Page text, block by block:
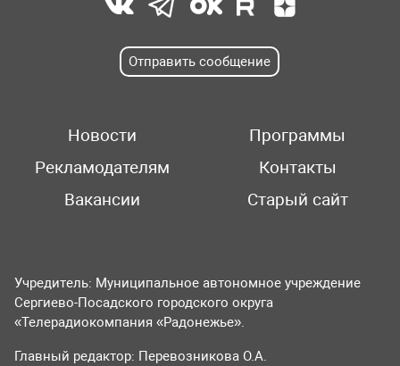
Отправить сообщение
Новости
Программы
Рекламодателям
Контакты
Вакансии
Старый сайт
Учредитель: Муниципальное автономное учреждение
Сергиево-Посадского городского округа
«Телерадиокомпания «Радонежье».
Главный редактор: Перевозникова О.А.